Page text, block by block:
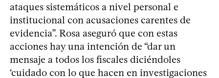
ataques sistemáticos a nivel personal e
institucional con acusaciones carentes de
evidencia”. Rosa aseguró que con estas
acciones hay una intención de “dar un
mensaje a todos los fiscales diciéndoles
‘cuidado con lo que hacen en investigaciones